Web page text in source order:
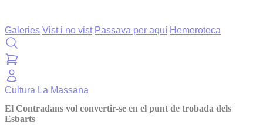
Galeries Vist i no vist Passava per aquí Hemeroteca
Cultura La Massana
El Contradans vol convertir-se en el punt de trobada dels
Esbarts